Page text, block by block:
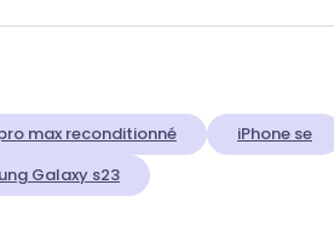
pro max reconditionné iPhone se
Galaxy s23